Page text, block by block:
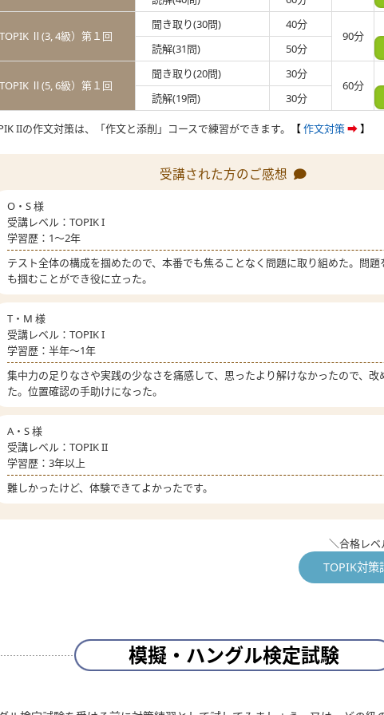
Ⅱ(3, 4級）第１回
聞き取り(30問)
40分
90分
読解(31問) 50分
Ⅱ(5, 6級）第１回
聞き取り(20問)
30分
60分
読解(19問) 30分
IIの作文対策は、「作文と添削」コースで練習ができます。 【作文対策➡】
受講された方のご感想
O・S 様
受講レベル：TOPIK I
学習歴：1～2年
テスト全体の構成を掴めたので、 本番でも焦ることなく問題に取り組めた。 問題
も掴むことができ役に立った。
T・M 様
受講レベル：TOPIK I
学習歴：半年～1年
集中力の足りなさや実践の少なさを痛感して、思ったより解けなかったので、改
た。 位置確認の手助けになった。
A・S 様
受講レベル：TOPIK II
学習歴：3年以上
難しかったけど、 体験できてよかったです。
＼合格レ
TOPIK対策
模擬・ハングル検定試験